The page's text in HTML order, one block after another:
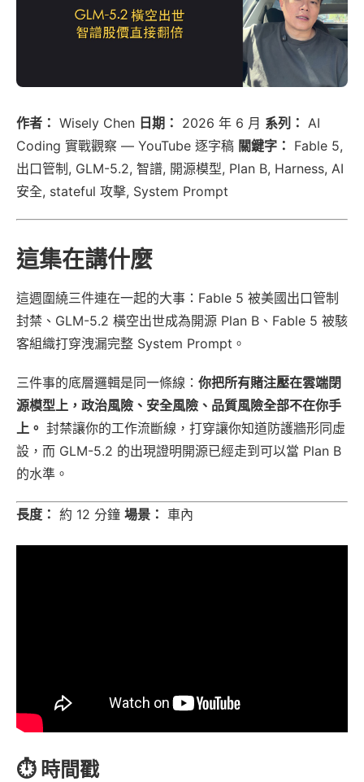
作者： Wisely Chen 日期： 2026 年 6 月 系列： AI
Coding 實戰觀察 — YouTube 逐字稿 關鍵字： Fable 5,
出口管制, GLM-5.2, 智譜, 開源模型, Plan B, Harness, AI
安全, stateful 攻擊, System Prompt
這集在講什麼
這週圍繞三件連在一起的大事：Fable 5 被美國出口管制
封禁、GLM-5.2 橫空出世成為開源 Plan B、Fable 5 被駭
客組織打穿洩漏完整 System Prompt。
三件事的底層邏輯是同一條線： 你把所有賭注壓在雲端閉
源模型上，政治風險、安全風險、品質風險全部不在你手
上。 封禁讓你的工作流斷線，打穿讓你知道防護牆形同虛
設，而 GLM-5.2 的出現證明開源已經走到可以當 Plan B
的水準。
長度： 約 12 分鐘 場景： 車內
⏱️ 時間戳